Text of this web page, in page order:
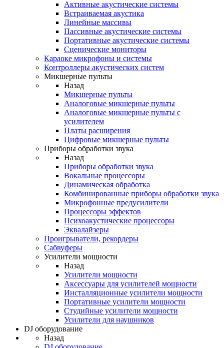
Активные акустические системы
Встраиваемая акустика
Линейные массивы
Пассивные акустические системы
Портативные акустические системы
Сценические мониторы
Караоке микрофоны и системы
Контроллеры акустических систем
Микшерные пульты
Назад
Микшерные пульты
Аналоговые микшерные пульты
Аналоговые микшерные пульты с
усилителем
Платы расширения
Цифровые микшерные пульты
Приборы обработки звука
Назад
Приборы обработки звука
Вокальные процессоры
Динамическая обработка
Комбинированные приборы обработки звука
Микрофонные предусилители
Процессоры эффектов
Психоакустические процессоры
Эквалайзеры
Проигрыватели, рекордеры
Сабвуферы
Усилители мощности
Назад
Усилители мощности
Аксессуары для усилителей мощности
Инсталляционные усилители мощности
Портативные усилители мощности
Студийные усилители мощности
Усилители для наушников
DJ оборудование
Назад